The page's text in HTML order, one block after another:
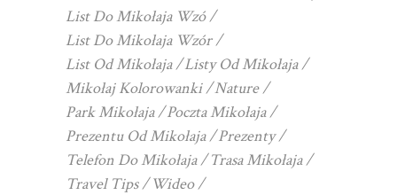
List Do Mikołaja Wzó
List Do Mikołaja Wzór
List Od Mikołaja
Listy Od Mikołaja
Mikołaj Kolorowanki
Nature
Park Mikołaja
Poczta Mikołaja
Prezentu Od Mikołaja
Prezenty
Telefon Do Mikołaja
Trasa Mikołaja
Travel Tips
Wideo